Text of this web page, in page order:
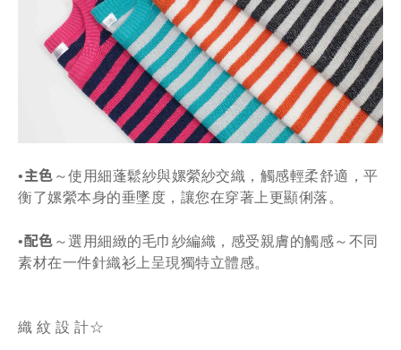
•主色 ～使用細蓬鬆紗與嫘縈紗交織，觸感輕柔舒適，平
衡了嫘縈本身的垂墜度，讓您在穿著上更顯俐落。
•配色 ～選用細緻的毛巾紗編織，感受親膚的觸感～ 不同
素材在一件針織衫上呈現獨特立體感。
織 紋 設 計☆